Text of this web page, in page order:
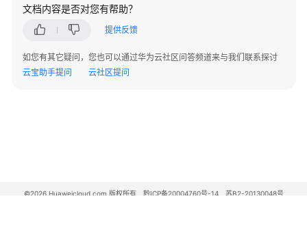
概
集
群
文档内容是否对您有帮助？
提供反馈
如您有其它疑问，您也可以通过华为云社区问答频道来与我们联系探讨
云宝助手提问
云社区提问
©2026 Huaweicloud.com 版权所有 黔ICP备20004760号-14
苏B2-20130048号